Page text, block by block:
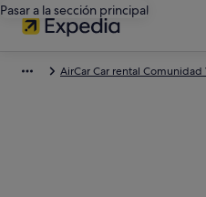
Pasar a la sección principal
AirCar Car rental Comunidad